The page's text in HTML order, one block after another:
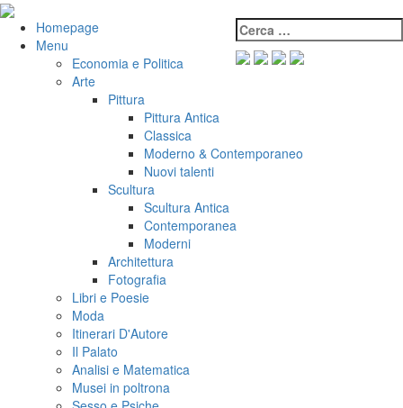
Salta
contenuto
VeniVidiVici Cerca:
Homepage
Menu
Economia e Politica
Arte
Pittura
Pittura Antica
Classica
Moderno & Contemporaneo
Nuovi talenti
Scultura
Scultura Antica
Contemporanea
Moderni
Architettura
Fotografia
Libri e Poesie
Moda
Itinerari D'Autore
Il Palato
Analisi e Matematica
Musei in poltrona